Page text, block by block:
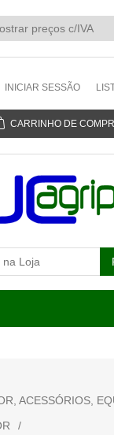
INICIAR SESSÃO
CARRINHO DE
ACESSÓRIOS,
/